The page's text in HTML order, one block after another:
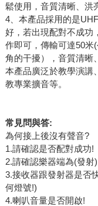
鬆使用，音質清晰、洪
4、本產品採用的是
好，若出現配對不成功
作即可，傳輸可達50米
角的干擾），音質清晰
本產品廣泛於教學演講
教專業擴音等。
常見問與答:
為何接上後沒有聲音?
1.請確認是否配對成功!
2.請確認樂器端為(發
3.接收器跟發射器是否
何燈號!)
4.喇叭音量是否開啟!